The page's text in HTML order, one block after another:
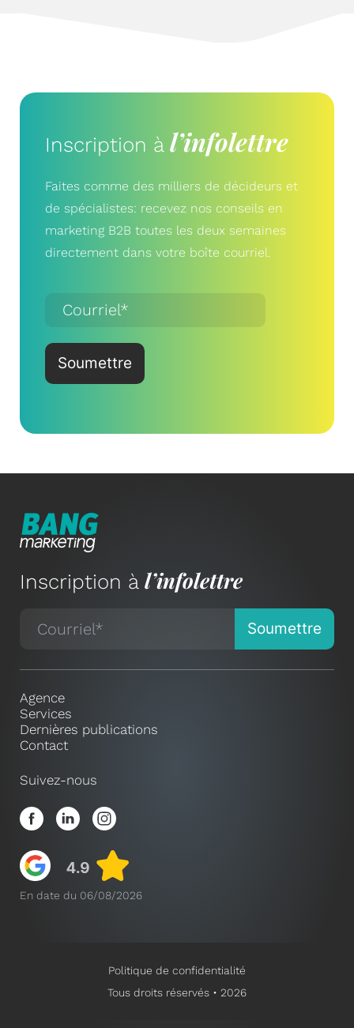
Inscription à l’infolettre
Faites comme des milliers de décideurs et
de spécialistes: recevez nos conseils en
marketing B2B toutes les deux semaines
directement dans votre boîte courriel.
Inscription à l’infolettre
Agence
Services
Dernières publications
Contact
Suivez-nous
En date du 06/08/2026
Politique de confidentialité
Tous droits réservés • 2026